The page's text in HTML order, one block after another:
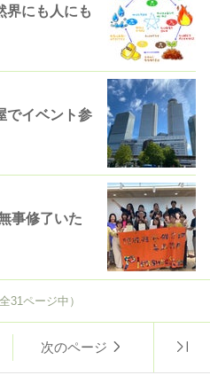
界にも人にも
でイベント参
事修了いた
31ページ中）
次のページ